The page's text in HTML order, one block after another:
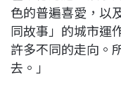
色的普遍喜愛，以
同故事」的城市運
許多不同的走向。
去。」